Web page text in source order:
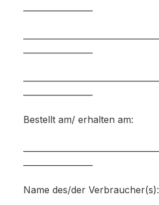
Bestellt am/ erhalten am:
Name des/der Verbraucher(s):